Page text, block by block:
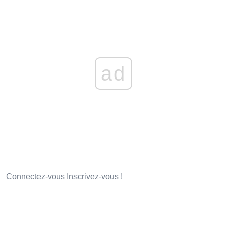
ad
Connectez-vous Inscrivez-vous !